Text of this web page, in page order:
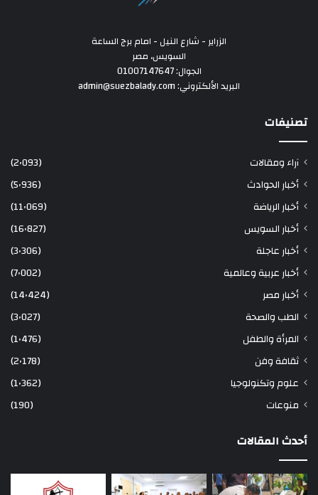
الزراير - شارع النيل - امام برج الساعة
السويس، مصر
الجوال: 01007147647
البريد الألكتروني: admin@suezbalady.com
تصنيفات
آراء ومقالات
(2٬093)
أخبار الحوادث
(5٬936)
أخبار الرياضة
(11٬069)
أخبار السويس
(16٬827)
أخبار عاجلة
(3٬306)
أخبار عربية وعالمية
(7٬002)
أخبار مصر
(14٬424)
الطب والصحة
(3٬027)
المرأة والطفل
(1٬476)
ثقافة وفن
(2٬178)
علوم وتكنولوجيا
(1٬362)
منوعات
(190)
أحدث المقالات